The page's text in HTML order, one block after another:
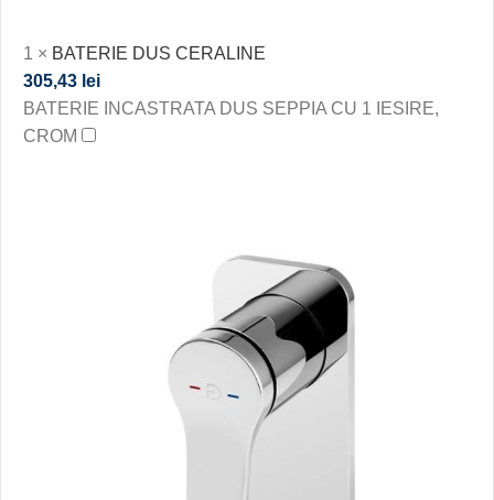
1 × BATERIE DUS CERALINE
305,43 lei
BATERIE INCASTRATA DUS SEPPIA CU 1 IESIRE,
CROM